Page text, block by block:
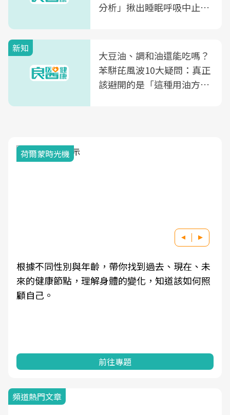
分析」揪出睡眠呼吸中止症
新知
大豆油、調和油還能吃嗎？
苯駢芘風波10大疑問：真正
該避開的是「這種用油方
荷爾蒙時光機
根據不同性別與年齡，帶你找到過去、現在、未
來的健康節點，理解身體的變化，知道該如何照
顧自己。
前往專題
頻道熱門文章